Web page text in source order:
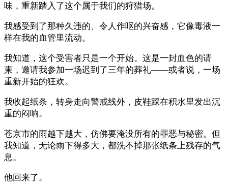
味，重新踏入了这个属于我们的狩猎场。
我感受到了那种久违的、令人作呕的兴奋感，它像毒液一
样在我的血管里流动。
我知道，这个受害者只是一个开始。这是一封血色的请
柬，邀请我参加一场迟到了三年的葬礼——或者说，一场
重新开始的狂欢。
我收起纸条，转身走向警戒线外，皮鞋踩在积水里发出沉
重的闷响。
苍京市的雨越下越大，仿佛要淹没所有的罪恶与秘密。但
我知道，无论雨下得多大，都洗不掉那张纸条上残存的气
息。
他回来了。